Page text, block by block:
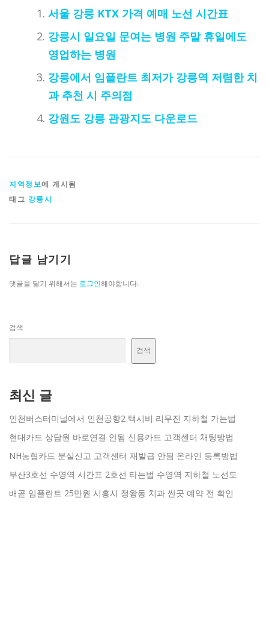
서울 강릉 KTX 가격 예매 노선 시간표
강릉시 일요일 문여는 병원 주말 휴일에도
영업하는 병원
강릉에서 임플란트 최저가 강릉역 저렴한 치
과 추천 시 주의점
강원도 강릉 관광지도 다운로드
지역정보에 게시됨
태그 강릉시
답글 남기기
댓글을 달기 위해서는 로그인해야합니다.
검색
검색
최신 글
인천버스터미널에서 인천공항2 택시비 리무진 지하철 가는법
현대카드 상담원 바로연결 안됨 신용카드 고객센터 채팅방법
NH농협카드 분실신고 고객센터 재발급 안됨 온라인 등록방법
부산3호선 수영역 시간표 2호선 타는법 수영역 지하철 노선도
배곧 임플란트 25만원 시흥시 정왕동 치과 싼곳 예약 전 확인